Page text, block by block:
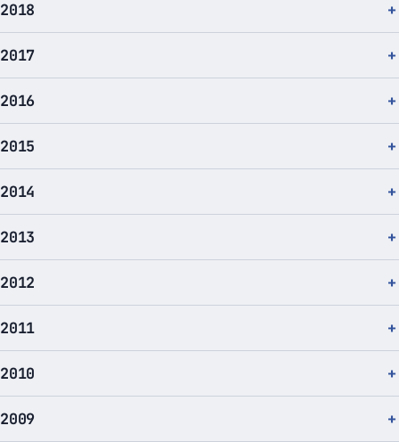
2018
2017
2016
2015
2014
2013
2012
2011
2010
2009